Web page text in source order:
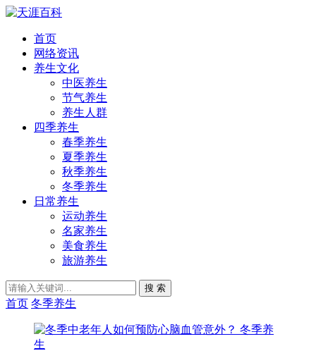
首页
网络资讯
养生文化
中医养生
节气养生
养生人群
四季养生
春季养生
夏季养生
秋季养生
冬季养生
日常养生
运动养生
名家养生
美食养生
旅游养生
搜 索
首页 冬季养生
冬季养
生